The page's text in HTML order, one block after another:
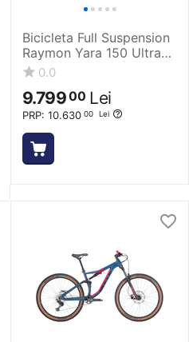
Bicicleta Full Suspension
Raymon Yara 150 Ultra
2025 - 29 Inch, L, Alb -
GX
0.0
PRP: 10.630 00 Lei
9.79900 Lei